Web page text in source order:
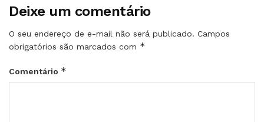
Deixe um comentário
O seu endereço de e-mail não será publicado. Campos
obrigatórios são marcados com *
Comentário *